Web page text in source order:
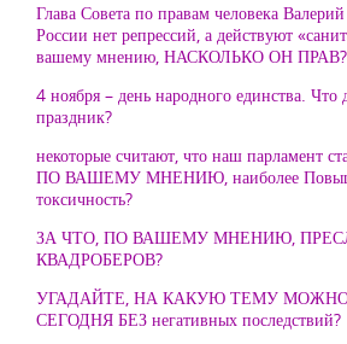
Глава Совета по правам человека
России нет репрессий, а действуют
вашему мнению, НАСКОЛЬКО ОН ПРАВ?
4 ноября – день народного единства. Что
праздник?
некоторые считают, что наш парламент
ПО ВАШЕМУ МНЕНИЮ, наиболее
токсичность?
ЗА ЧТО, ПО ВАШЕМУ МНЕНИЮ,
КВАДРОБЕРОВ?
УГАДАЙТЕ, НА КАКУЮ ТЕМУ
СЕГОДНЯ БЕЗ негативных последствий?